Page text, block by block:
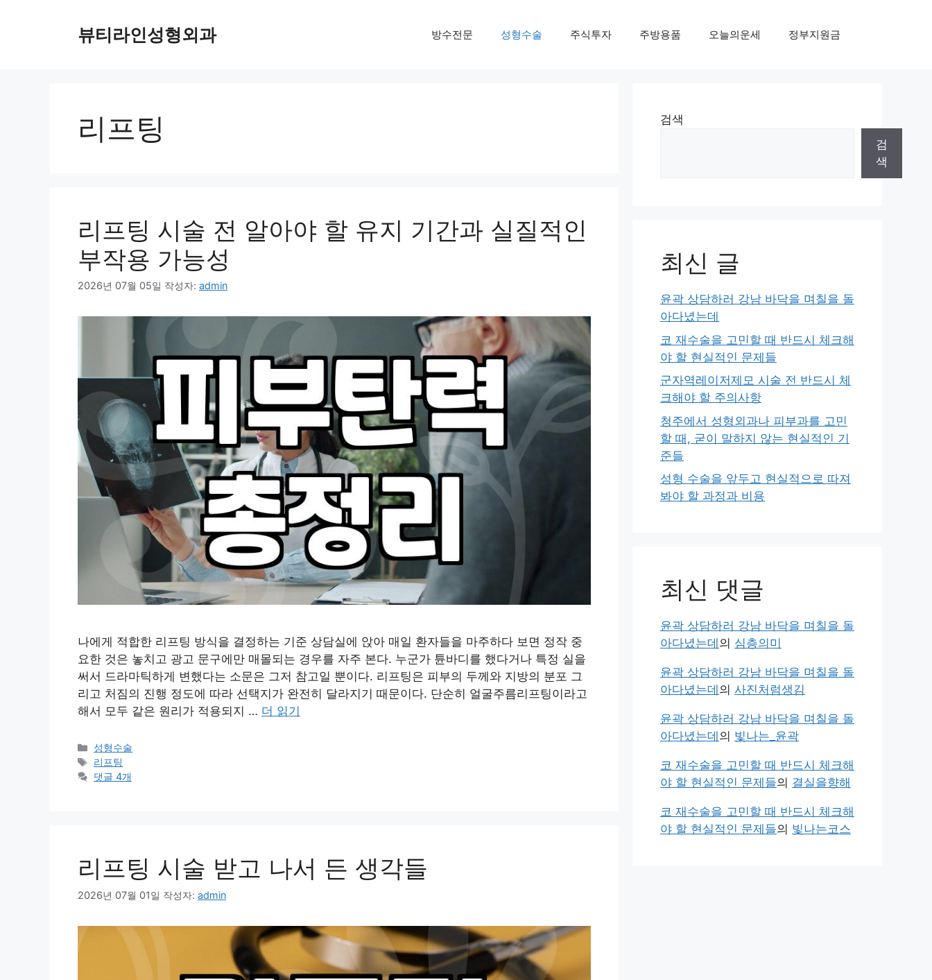
뷰티라인성형외과 방수전문 성형수술 주식투자 주방용품 오늘의운세 정부지원금
리프팅
리프팅 시술 전 알아야 할 유지 기간과 실질적인
부작용 가능성
2026년 07월 05일 작성자: admin
나에게 적합한 리프팅 방식을 결정하는 기준 상담실에 앉아 매일 환자들을 마주하다 보면 정작 중
요한 것은 놓치고 광고 문구에만 매몰되는 경우를 자주 본다. 누군가 튠바디를 했다거나 특정 실을
써서 드라마틱하게 변했다는 소문은 그저 참고일 뿐이다. 리프팅은 피부의 두께와 지방의 분포 그
리고 처짐의 진행 정도에 따라 선택지가 완전히 달라지기 때문이다. 단순히 얼굴주름리프팅이라고
해서 모두 같은 원리가 적용되지 … 더 읽기
카
테
고
성형수술
태
그
리프팅
댓글 4개
리프팅 시술 받고 나서 든 생각들
2026년 07월 01일 작성자: admin
검색
검
색
최신 글
윤곽 상담하러 강남 바닥을 며칠을 돌
아다녔는데
코 재수술을 고민할 때 반드시 체크해
야 할 현실적인 문제들
군자역레이저제모 시술 전 반드시 체
크해야 할 주의사항
청주에서 성형외과나 피부과를 고민
할 때, 굳이 말하지 않는 현실적인 기
준들
성형 수술을 앞두고 현실적으로 따져
봐야 할 과정과 비용
최신 댓글
윤곽 상담하러 강남 바닥을 며칠을 돌
아다녔는데 의 심층의미
윤곽 상담하러 강남 바닥을 며칠을 돌
아다녔는데 의 사진처럼생김
윤곽 상담하러 강남 바닥을 며칠을 돌
아다녔는데 의 빛나는_윤곽
코 재수술을 고민할 때 반드시 체크해
야 할 현실적인 문제들의 결실을향해
코 재수술을 고민할 때 반드시 체크해
야 할 현실적인 문제들의 빛나는코스